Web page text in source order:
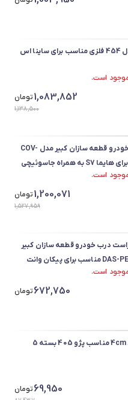
اس
1,083,852تومان
1,138,500
کاور ریموت و سوئیچ خودرو قطعه سازان کبیر مدل COV-
1,200,071تومان
1,527,959
درب خودرو قطعه سازان کبیر
672,750تومان
پیچ صندلی خودرو کد 4cm مناسب پژو 405 بسته 5
69,950تومان